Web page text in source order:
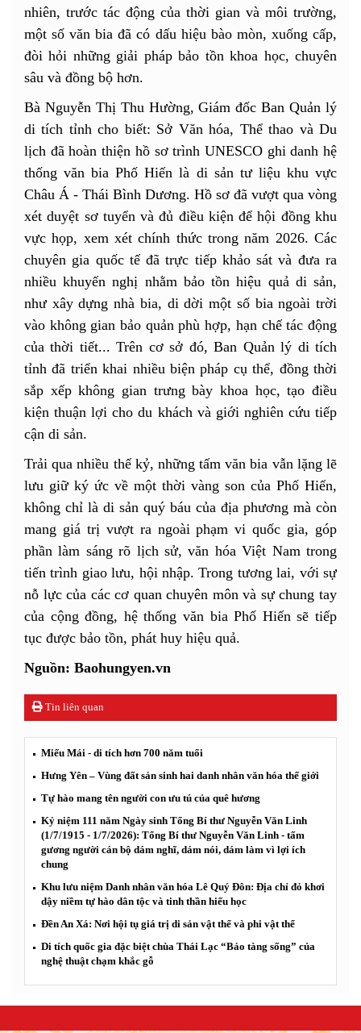
nhiên, trước tác động của thời gian và môi trường,
một số văn bia đã có dấu hiệu bào mòn, xuống cấp,
đòi hỏi những giải pháp bảo tồn khoa học, chuyên
sâu và đồng bộ hơn.
Bà Nguyễn Thị Thu Hường, Giám đốc Ban Quản lý
di tích tỉnh cho biết: Sở Văn hóa, Thể thao và Du
lịch đã hoàn thiện hồ sơ trình UNESCO ghi danh hệ
thống văn bia Phố Hiến là di sản tư liệu khu vực
Châu Á - Thái Bình Dương. Hồ sơ đã vượt qua vòng
xét duyệt sơ tuyển và đủ điều kiện để hội đồng khu
vực họp, xem xét chính thức trong năm 2026. Các
chuyên gia quốc tế đã trực tiếp khảo sát và đưa ra
nhiều khuyến nghị nhằm bảo tồn hiệu quả di sản,
như xây dựng nhà bia, di dời một số bia ngoài trời
vào không gian bảo quản phù hợp, hạn chế tác động
của thời tiết... Trên cơ sở đó, Ban Quản lý di tích
tỉnh đã triển khai nhiều biện pháp cụ thể, đồng thời
sắp xếp không gian trưng bày khoa học, tạo điều
kiện thuận lợi cho du khách và giới nghiên cứu tiếp
cận di sản.
Trải qua nhiều thế kỷ, những tấm văn bia vẫn lặng lẽ
lưu giữ ký ức về một thời vàng son của Phố Hiến,
không chỉ là di sản quý báu của địa phương mà còn
mang giá trị vượt ra ngoài phạm vi quốc gia, góp
phần làm sáng rõ lịch sử, văn hóa Việt Nam trong
tiến trình giao lưu, hội nhập. Trong tương lai, với sự
nỗ lực của các cơ quan chuyên môn và sự chung tay
của cộng đồng, hệ thống văn bia Phố Hiến sẽ tiếp
tục được bảo tồn, phát huy hiệu quả.
Nguồn: Baohungyen.vn
Tin liên quan
Miếu Mái - di tích hơn 700 năm tuổi
Hưng Yên – Vùng đất sản sinh hai danh nhân văn hóa thế giới
Tự hào mang tên người con ưu tú của quê hương
Kỷ niệm 111 năm Ngày sinh Tổng Bí thư Nguyễn Văn Linh
(1/7/1915 - 1/7/2026): Tổng Bí thư Nguyễn Văn Linh - tấm
gương người cán bộ dám nghĩ, dám nói, dám làm vì lợi ích
chung
Khu lưu niệm Danh nhân văn hóa Lê Quý Đôn: Địa chỉ đỏ khơi
dậy niềm tự hào dân tộc và tinh thần hiếu học
Đền An Xá: Nơi hội tụ giá trị di sản vật thể và phi vật thể
Di tích quốc gia đặc biệt chùa Thái Lạc “Bảo tàng sống” của
nghệ thuật chạm khắc gỗ